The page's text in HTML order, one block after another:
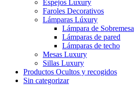
Espejos Luxury
Faroles Decorativos
Lámparas Lúxury
Lámpara de Sobremesa
Lámparas de pared
Lámparas de techo
Mesas Luxury
Sillas Luxury
Productos Ocultos y recogidos
Sin categorizar